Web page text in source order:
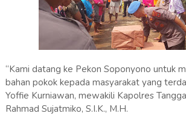
“Kami datang ke Pekon Soponyono untuk
bahan pokok kepada masyarakat yang
Yoffie Kurniawan, mewakili Kapolres
Rahmad Sujatmiko, S.I.K., M.H.